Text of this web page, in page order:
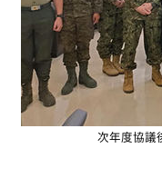
次年度協